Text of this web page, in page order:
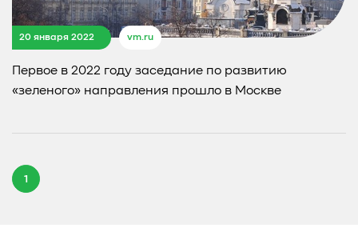
20 января 2022 vm.ru
Первое в 2022 году заседание по развитию
«зеленого» направления прошло в Москве
1